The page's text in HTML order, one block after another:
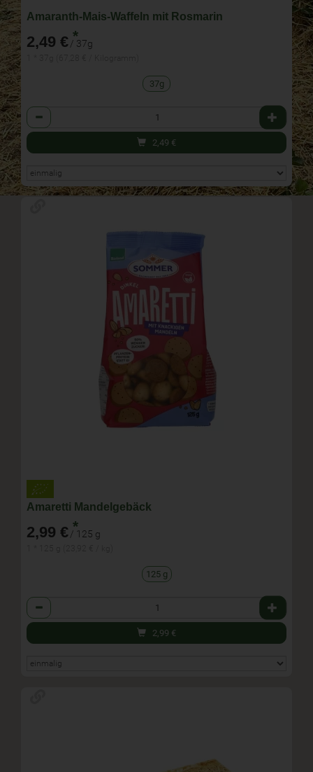
Amaranth-Mais-Waffeln mit Rosmarin
2,49 € *
/ 37g
37g
Anzahl
2,49 €
Amaretti Mandelgebäck
2,99 € *
/ 125 g
125 g
Anzahl
2,99 €